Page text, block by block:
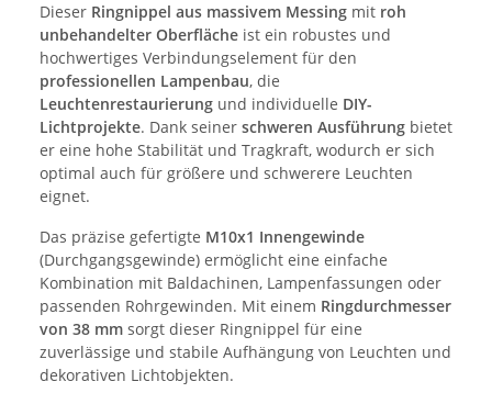
Dieser Ringnippel aus massivem Messing mit roh
unbehandelter Oberfläche ist ein robustes und
hochwertiges Verbindungselement für den
professionellen Lampenbau, die
Leuchtenrestaurierung und individuelle DIY-
Lichtprojekte. Dank seiner schweren Ausführung bietet
er eine hohe Stabilität und Tragkraft, wodurch er sich
optimal auch für größere und schwerere Leuchten
eignet.
Das präzise gefertigte M10x1 Innengewinde
(Durchgangsgewinde) ermöglicht eine einfache
Kombination mit Baldachinen, Lampenfassungen oder
passenden Rohrgewinden. Mit einem Ringdurchmesser
von 38 mm sorgt dieser Ringnippel für eine
zuverlässige und stabile Aufhängung von Leuchten und
dekorativen Lichtobjekten.